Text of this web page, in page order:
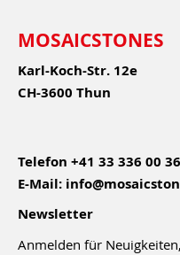
MOSAICSTONES
Karl-Koch-Str. 12e
CH-3600 Thun
Telefon +41 33 336 00 36
E-Mail:
Newsletter
Anmelden für